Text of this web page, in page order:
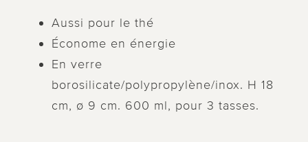
Aussi pour le thé
Économe en énergie
En verre
borosilicate/polypropylène/inox. H 18
cm, ø 9 cm. 600 ml, pour 3 tasses.